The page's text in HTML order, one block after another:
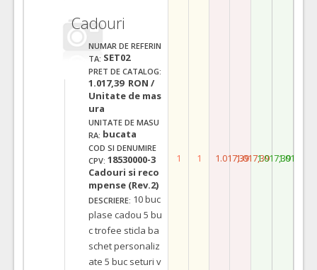
Cadouri
NUMAR DE REFERIN
TA: SET02
PRET DE CATALOG:
1.017,39 RON /
Unitate de mas
ura
UNITATE DE MASU
RA: bucata
COD SI DENUMIRE
CPV: 18530000-3
Cadouri si reco
mpense (Rev.2)
DESCRIERE: 10 buc
plase cadou 5 bu
c trofee sticla ba
schet personaliz
ate 5 buc seturi v
1 1 1.017,391.017,391.017,391.017,39